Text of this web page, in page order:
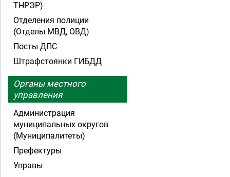
ТНРЭР)
Отделения полиции
(Отделы МВД, ОВД)
Посты ДПС
Штрафстоянки ГИБДД
Органы местного
управления
Администрация
муниципальных округов
(Муниципалитеты)
Префектуры
Управы